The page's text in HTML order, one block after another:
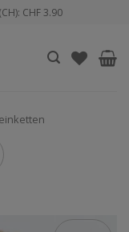
CHF 3.90